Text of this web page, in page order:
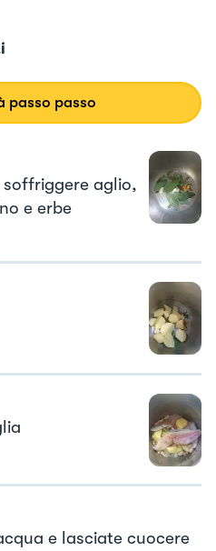
passo passo
aglio,
e erbe
e lasciate cuocere